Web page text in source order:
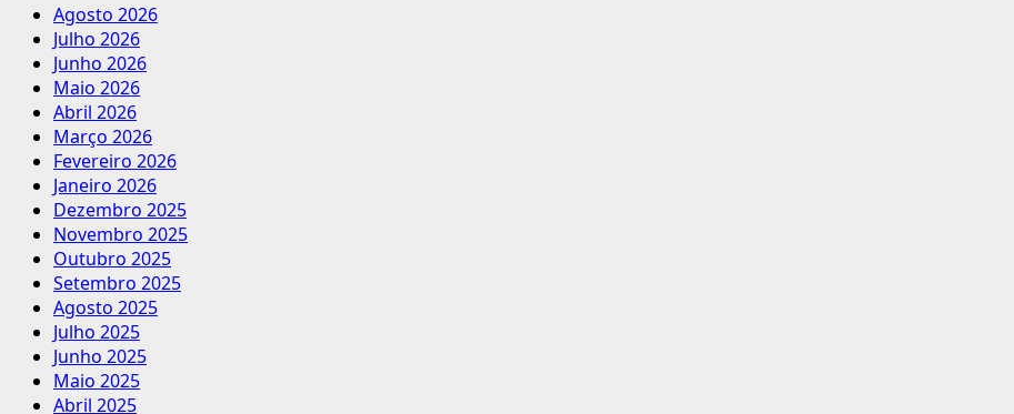
Agosto 2026
Julho 2026
Junho 2026
Maio 2026
Abril 2026
Março 2026
Fevereiro 2026
Janeiro 2026
Dezembro 2025
Novembro 2025
Outubro 2025
Setembro 2025
Agosto 2025
Julho 2025
Junho 2025
Maio 2025
Abril 2025